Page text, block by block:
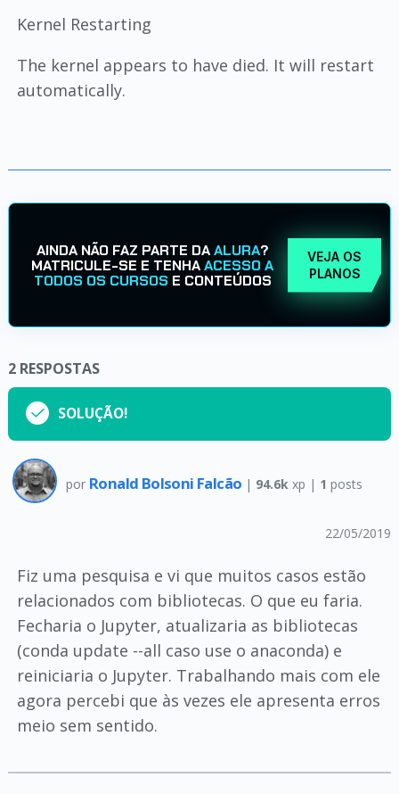
Kernel Restarting
The kernel appears to have died. It will restart
automatically.
AINDA NÃO FAZ PARTE DAALURA?
MATRICULE-SE E TENHAACESSO A
TODOS OS CURSOS E CONTEÚDOS
VEJA OS
PLANOS
2 RESPOSTAS
SOLUÇÃO!
por Ronald Bolsoni Falcão | 94.6k xp | 1 posts
22/05/2019
Fiz uma pesquisa e vi que muitos casos estão
relacionados com bibliotecas. O que eu faria.
Fecharia o Jupyter, atualizaria as bibliotecas
(conda update --all caso use o anaconda) e
reiniciaria o Jupyter. Trabalhando mais com ele
agora percebi que às vezes ele apresenta erros
meio sem sentido.